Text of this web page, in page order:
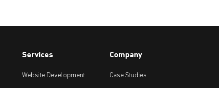
Services
Website Development
Company
Case Studies